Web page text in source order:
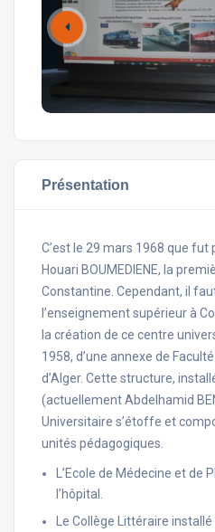
Présentation
C’est le 29 mars 1968 que fut
Houari BOUMEDIENE, la
Constantine. Cependant, il
l’enseignement supérieur à
la création de ce centre
1958, d’une annexe de
d’Alger. Cette structure,
(actuellement Abdelhamid
Universitaire s’étoffe et
unités pédagogiques.
L’Ecole de Médecine et de
l’hôpital.
Le Collège Littéraire installé